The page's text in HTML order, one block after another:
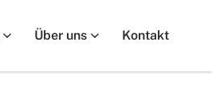
Über uns Kontakt